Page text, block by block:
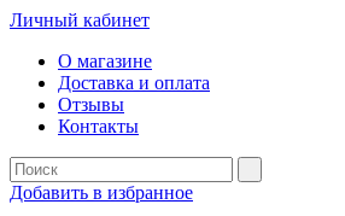
Личный кабинет
О магазине
Доставка и оплата
Отзывы
Контакты
Добавить в избранное